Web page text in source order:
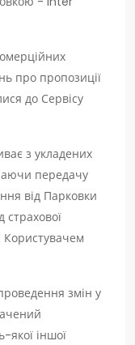
про пропозиції
до Сервісу
з укладених
передачу
від Парковки
страхової
Користувачем
змін у
якої іншої